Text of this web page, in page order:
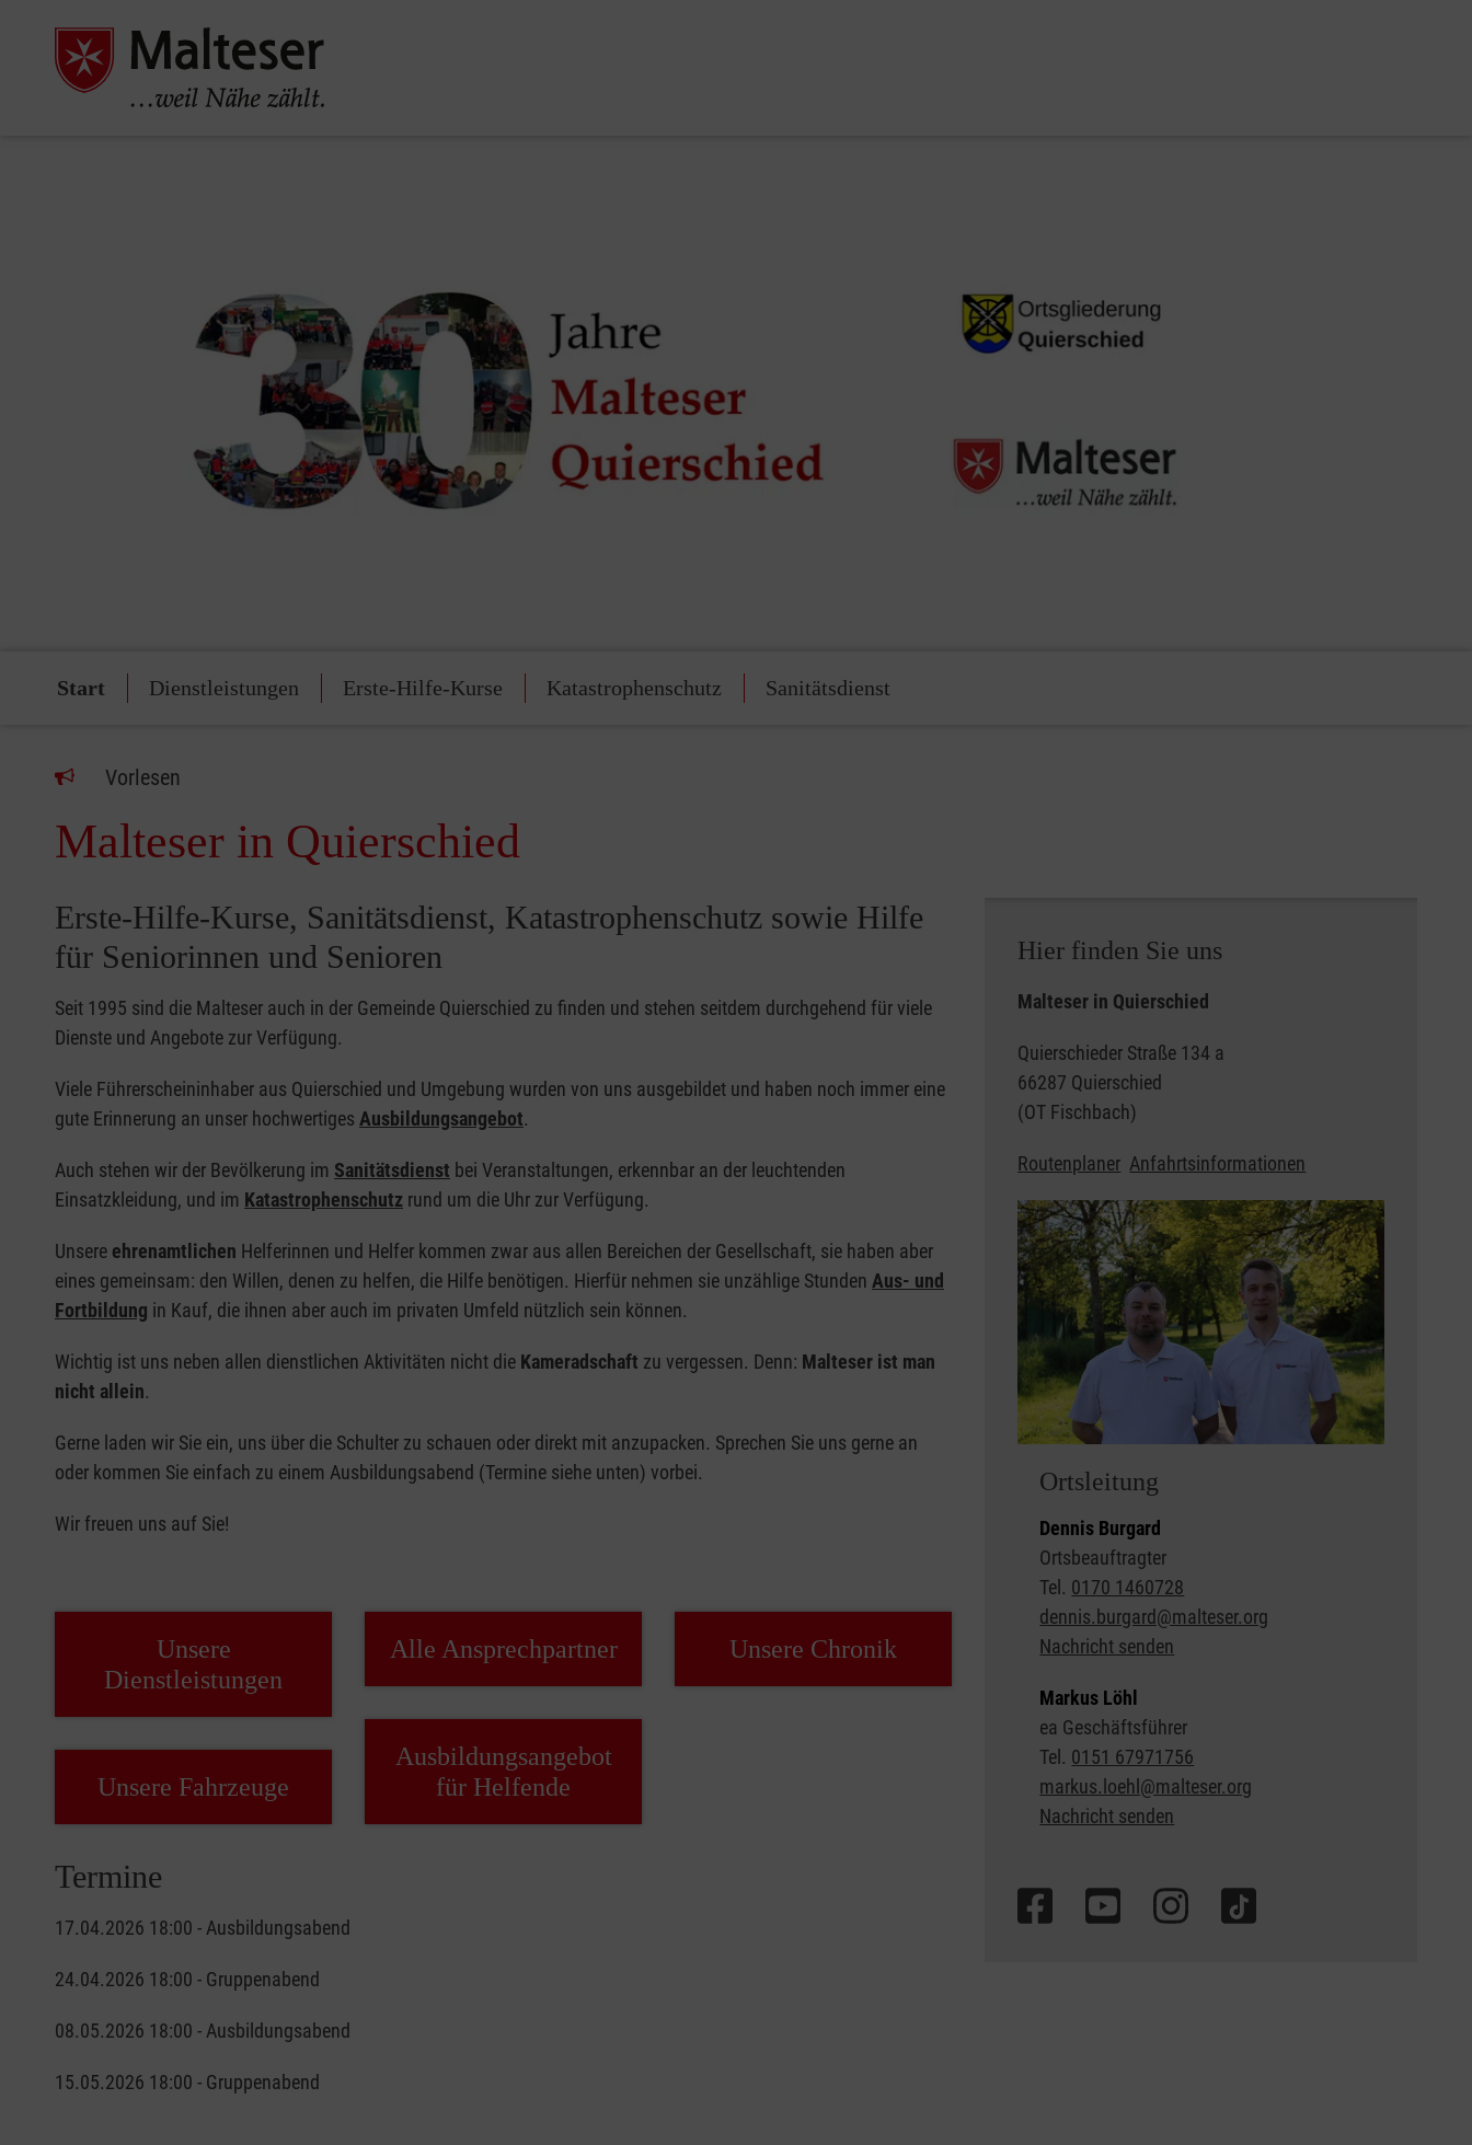
Start Dienstleistungen Erste-Hilfe-Kurse Katastrophenschutz Sanitätsdienst
Vorlesen
Malteser in Quierschied
Erste-Hilfe-Kurse, Sanitätsdienst, Katastrophenschutz sowie Hilfe
für Seniorinnen und Senioren
Seit 1995 sind die Malteser auch in der Gemeinde Quierschied zu finden und stehen seitdem durchgehend für viele
Dienste und Angebote zur Verfügung.
Viele Führerscheininhaber aus Quierschied und Umgebung wurden von uns ausgebildet und haben noch immer eine
gute Erinnerung an unser hochwertiges Ausbildungsangebot.
Auch stehen wir der Bevölkerung im Sanitätsdienst bei Veranstaltungen, erkennbar an der leuchtenden
Einsatzkleidung, und im Katastrophenschutz rund um die Uhr zur Verfügung.
Unsere ehrenamtlichen Helferinnen und Helfer kommen zwar aus allen Bereichen der Gesellschaft, sie haben aber
eines gemeinsam: den Willen, denen zu helfen, die Hilfe benötigen. Hierfür nehmen sie unzählige Stunden Aus- und
Fortbildung in Kauf, die ihnen aber auch im privaten Umfeld nützlich sein können.
Wichtig ist uns neben allen dienstlichen Aktivitäten nicht die Kameradschaft zu vergessen. Denn: Malteser ist man
nicht allein.
Gerne laden wir Sie ein, uns über die Schulter zu schauen oder direkt mit anzupacken. Sprechen Sie uns gerne an
oder kommen Sie einfach zu einem Ausbildungsabend (Termine siehe unten) vorbei.
Wir freuen uns auf Sie!
Unsere
Dienstleistungen
Unsere Fahrzeuge
Alle Ansprechpartner
Ausbildungsangebot
für Helfende
Unsere Chronik
Termine
17.04.2026 18:00 - Ausbildungsabend
24.04.2026 18:00 - Gruppenabend
08.05.2026 18:00 - Ausbildungsabend
15.05.2026 18:00 - Gruppenabend
Hier finden Sie uns
Malteser in Quierschied
Quierschieder Straße 134 a
66287 Quierschied
(OT Fischbach)
Routenplaner Anfahrtsinformationen
Ortsleitung
Dennis Burgard
Ortsbeauftragter
Tel. 0170 1460728
dennis.burgard@malteser.org
Nachricht senden
Markus Löhl
ea Geschäftsführer
Tel. 0151 67971756
markus.loehl@malteser.org
Nachricht senden